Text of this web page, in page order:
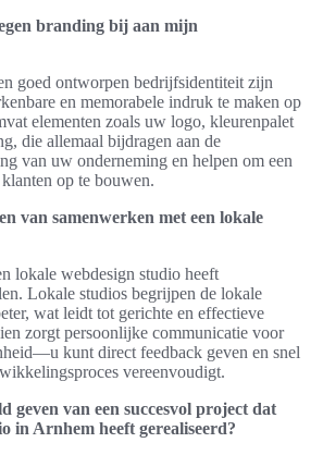
branding bij aan mijn
goed ontworpen bedrijfsidentiteit zijn
en memorabele indruk te maken op
elementen zoals uw logo, kleurenpalet
die allemaal bijdragen aan de
van uw onderneming en helpen om een
op te bouwen.
van samenwerken met een lokale
lokale webdesign studio heeft
Lokale studios begrijpen de lokale
wat leidt tot gerichte en effectieve
zorgt persoonlijke communicatie voor
kunt direct feedback geven en snel
vereenvoudigt.
geven van een succesvol project dat
in Arnhem heeft gerealiseerd?